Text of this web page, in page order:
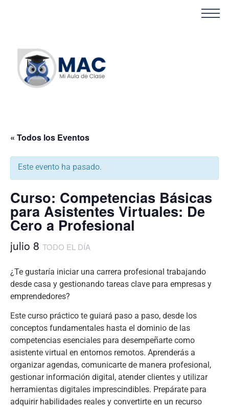
« Todos los Eventos
Este evento ha pasado.
Curso: Competencias Básicas
para Asistentes Virtuales: De
Cero a Profesional
julio 8 TODO EL DÍA
¿Te gustaría iniciar una carrera profesional trabajando
desde casa y gestionando tareas clave para empresas y
emprendedores?
Este curso práctico te guiará paso a paso, desde los
conceptos fundamentales hasta el dominio de las
competencias esenciales para desempeñarte como
asistente virtual en entornos remotos. Aprenderás a
organizar agendas, comunicarte de manera profesional,
gestionar información digital, atender clientes y utilizar
herramientas digitales imprescindibles. Prepárate para
adquirir habilidades reales y convertirte en un recurso